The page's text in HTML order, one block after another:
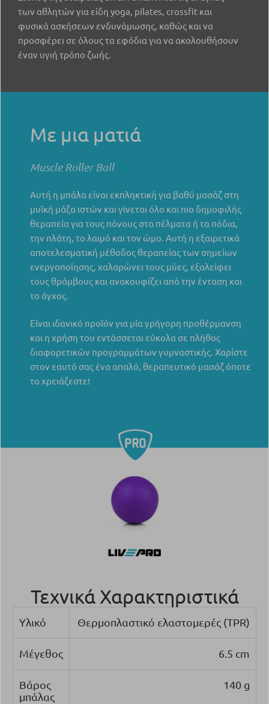
των αθλητών για είδη yoga, pilates, crossfit και
φυσικά ασκήσεων ενδυνάμωσης, καθώς και να
προσφέρει σε όλους τα εφόδια για να ακολουθήσουν
έναν υγιή τρόπο ζωής.
Με μια ματιά
Muscle Roller Ball
Αυτή η μπάλα είναι εκπληκτική για βαθύ μασάζ στη
μυϊκή μάζα ιστών και γίνεται όλο και πιο δημοφιλής
θεραπεία για τους πόνους στα πέλματα ή τα πόδια,
την πλάτη, το λαιμό και τον ώμο. Αυτή η εξαιρετικά
αποτελεσματική μέθοδος θεραπείας των σημείων
ενεργοποίησης, χαλαρώνει τους μύες, εξαλείφει
τους θρόμβους και ανακουφίζει από την ένταση και
το άγχος.
Είναι ιδανικό προϊόν για μία γρήγορη προθέρμανση
και η χρήση του εντάσσεται εύκολα σε πλήθος
διαφορετικών προγραμμάτων γυμναστικής. Χαρίστε
στον εαυτό σας ένα απαλό, θεραπευτικό μασάζ όποτε
το χρειάζεστε!
Τεχνικά Χαρακτηριστικά
Υλικό Θερμοπλαστικό ελαστομερές (TPR)
Μέγεθος 6.5 cm
Βάρος
μπάλας
140 g